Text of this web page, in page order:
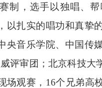
制，选手以独唱、
以扎实的唱功和真挚
央音乐学院、中国传
评审团；北京科技大
场观赛，16个兄弟高